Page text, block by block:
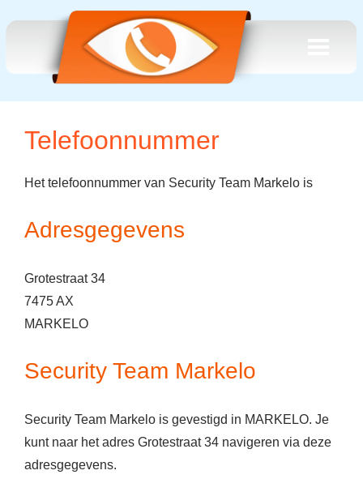
Telefoonnummer
Het telefoonnummer van Security Team Markelo is
Adresgegevens
Grotestraat 34
7475 AX
MARKELO
Security Team Markelo
Security Team Markelo is gevestigd in MARKELO. Je
kunt naar het adres Grotestraat 34 navigeren via deze
adresgegevens.